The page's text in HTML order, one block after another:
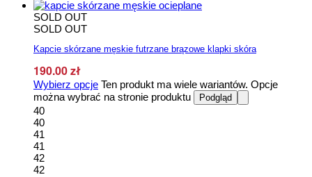
SOLD OUT
SOLD OUT
Kapcie skórzane męskie futrzane brązowe klapki skóra
190.00zł
Wybierz opcje Ten produkt ma wiele wariantów. Opcje
można wybrać na stronie produktu
Podgląd
40
40
41
41
42
42